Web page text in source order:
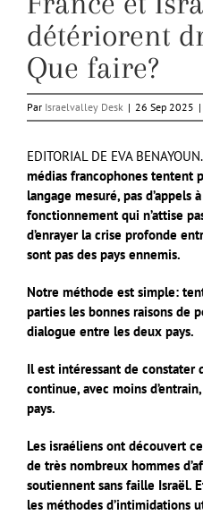
détériorent
Que faire?
Par Israelvalley Desk | 26 Sep 2025 |
EDITORIAL DE EVA BENAYOUN.
médias francophones tentent
langage mesuré, pas d’appels
fonctionnement qui n’attise
d’enrayer la crise profonde
sont pas des pays ennemis.
Notre méthode est simple:
parties les bonnes raisons de
dialogue entre les deux pays.
Il est intéressant de constater
continue, avec moins
pays.
Les israéliens ont découvert
de très nombreux hommes
soutiennent sans faille Israël.
les méthodes d’intimidations